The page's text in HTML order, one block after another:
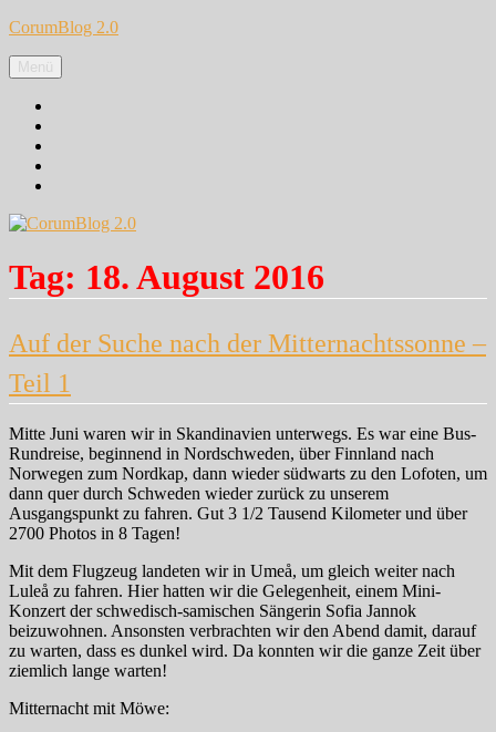
Zum
springen
CorumBlog 2.0
Menü
Tag: 18. August 2016
Auf der Suche nach der Mitternachtssonne –
Teil 1
Mitte Juni waren wir in Skandinavien unterwegs. Es war eine Bus-
Rundreise, beginnend in Nordschweden, über Finnland nach
Norwegen zum Nordkap, dann wieder südwarts zu den Lofoten, um
dann quer durch Schweden wieder zurück zu unserem
Ausgangspunkt zu fahren. Gut 3 1/2 Tausend Kilometer und über
2700 Photos in 8 Tagen!
Mit dem Flugzeug landeten wir in Umeå, um gleich weiter nach
Luleå zu fahren. Hier hatten wir die Gelegenheit, einem Mini-
Konzert der schwedisch-samischen Sängerin Sofia Jannok
beizuwohnen. Ansonsten verbrachten wir den Abend damit, darauf
zu warten, dass es dunkel wird. Da konnten wir die ganze Zeit über
ziemlich lange warten!
Mitternacht mit Möwe: